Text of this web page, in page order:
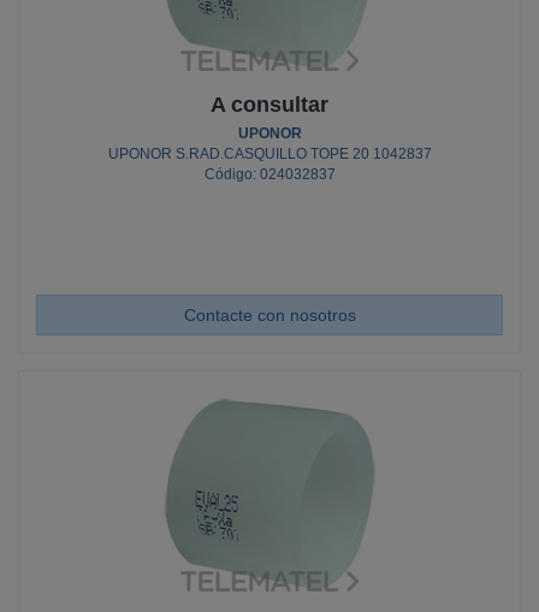
A consultar
UPONOR
UPONOR S.RAD.CASQUILLO TOPE 20 1042837
Código: 024032837
Contacte con nosotros